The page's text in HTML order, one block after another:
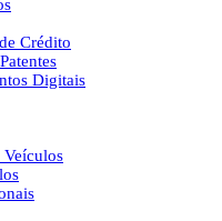
Crédito
Digitais
Veículos